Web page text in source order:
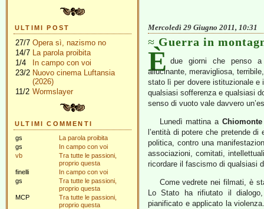
ULTIMI POST
27/7 Opera sì, nazismo no
14/7 La parola proibita
1/4
In campo con voi
23/2 Nuovo cinema Luftansia
(2026)
11/2 Wormslayer
ULTIMI COMMENTI
gs
La parola proibita
gs
In campo con voi
vb
Tra tutte le passioni,
proprio questa
finelli
In campo con voi
gs
Tra tutte le passioni,
proprio questa
MCP
Tra tutte le passioni,
proprio questa
Mercoledì 29 Giugno 2011, 10:31
Guerra in
È due giorni che penso a
allucinante, meravigliosa,
stato lì per dovere istituzionale e
qualsiasi sofferenza e qualsiasi
senso di vuoto vale davvero
Lunedì mattina aChiomonte
l’entità di potere che pretende
politica, contro una
associazioni, comitati,
ricordare il fascismo di qualsiasi
Come vedrete nei filmati, è
Lo Stato ha rifiutato il
pianificato e applicato la